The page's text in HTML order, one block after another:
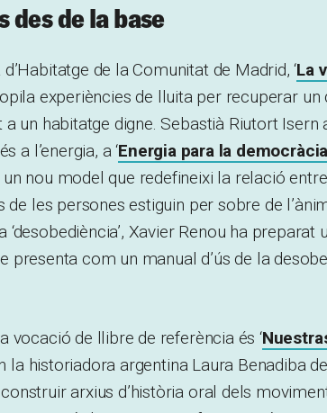
des de la base
de la Comunitat de Madrid, ‘La
experiències de lluita per recuperar un
un habitatge digne. Sebastià Riutort Isern
a l’energia, a ‘Energia para la
nou model que redefineixi la relació
les persones estiguin per sobre de
‘desobediència’, Xavier Renou ha preparat
presenta com un manual d’ús de la
vocació de llibre de referència és ‘
la historiadora argentina Laura Benadiba
arxius d’història oral dels